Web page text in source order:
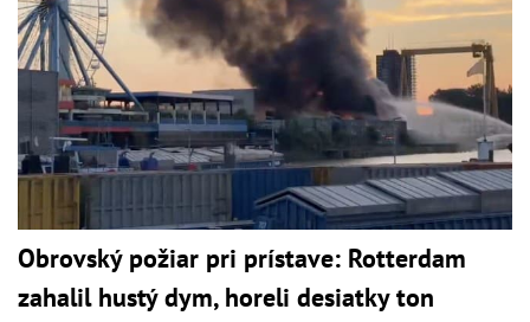
Obrovský požiar pri prístave: Rotterdam
zahalil hustý dym, horeli desiatky ton